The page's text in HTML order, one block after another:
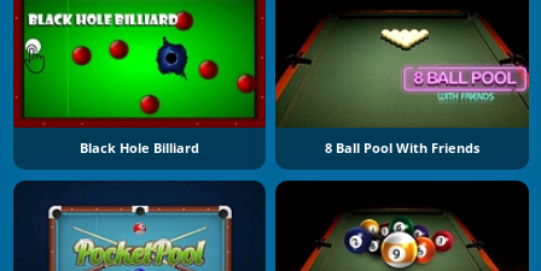
Black Hole Billiard 8 Ball Pool With Friends